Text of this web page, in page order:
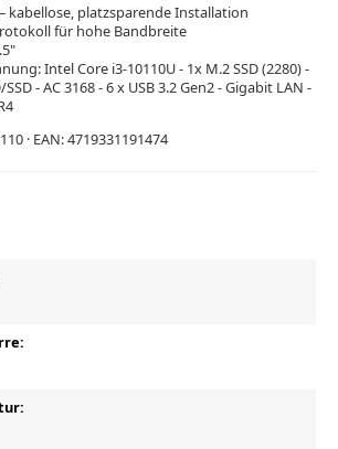
kabellose, platzsparende Installation
für hohe Bandbreite
Intel Core i3-10110U - 1x M.2 SSD (2280) -
SSD - AC 3168 - 6 x USB 3.2 Gen2 - Gigabit LAN -
· EAN: 4719331191474